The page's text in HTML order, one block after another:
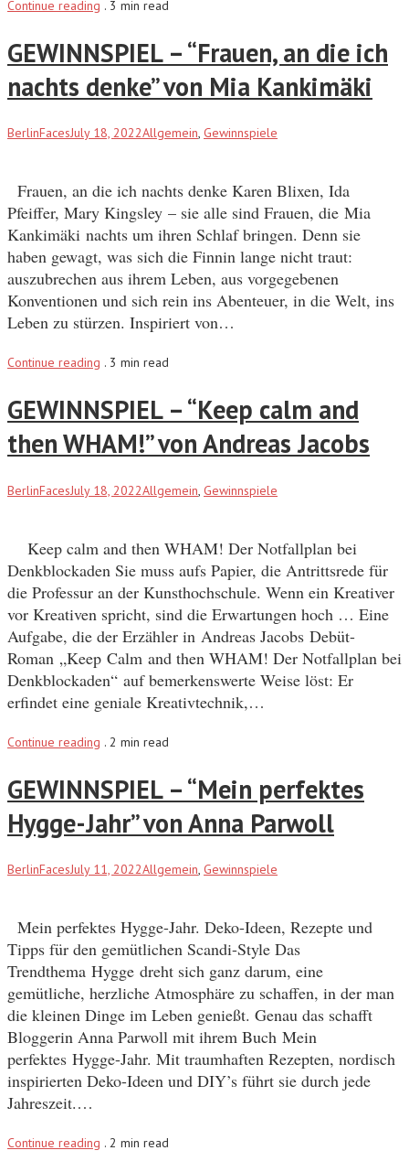
Continue reading . 3 min read
GEWINNSPIEL – “Frauen, an die ich
nachts denke” von Mia Kankimäki
BerlinFacesJuly 18, 2022Allgemein, Gewinnspiele
Frauen, an die ich nachts denke Karen Blixen, Ida
Pfeiffer, Mary Kingsley – sie alle sind Frauen, die Mia
Kankimäki nachts um ihren Schlaf bringen. Denn sie
haben gewagt, was sich die Finnin lange nicht traut:
auszubrechen aus ihrem Leben, aus vorgegebenen
Konventionen und sich rein ins Abenteuer, in die Welt, ins
Leben zu stürzen. Inspiriert von…
Continue reading . 3 min read
GEWINNSPIEL – “Keep calm and
then WHAM!” von Andreas Jacobs
BerlinFacesJuly 18, 2022Allgemein Gewinnspiele
Keep calm and then WHAM! Der Notfallplan bei
Denkblockaden Sie muss aufs Papier, die Antrittsrede für
die Professur an der Kunsthochschule. Wenn ein Kreativer
vor Kreativen spricht, sind die Erwartungen hoch … Eine
Aufgabe, die der Erzähler in Andreas Jacobs Debüt-
Roman „Keep Calm and then WHAM! Der Notfallplan bei
Denkblockaden“ auf bemerkenswerte Weise löst: Er
erfindet eine geniale Kreativtechnik,…
Continue reading . 2 min read
GEWINNSPIEL – “Mein perfektes
Hygge-Jahr” von Anna Parwoll
BerlinFacesJuly 11, 2022Allgemein, Gewinnspiele
Mein perfektes Hygge-Jahr. Deko-Ideen, Rezepte und
Tipps für den gemütlichen Scandi-Style Das
Trendthema Hygge dreht sich ganz darum, eine
gemütliche, herzliche Atmosphäre zu schaffen, in der man
die kleinen Dinge im Leben genießt. Genau das schafft
Bloggerin Anna Parwoll mit ihrem Buch Mein
perfektes Hygge-Jahr. Mit traumhaften Rezepten, nordisch
inspirierten Deko-Ideen und DIY’s führt sie durch jede
Jahreszeit.…
Continue reading . 2 min read